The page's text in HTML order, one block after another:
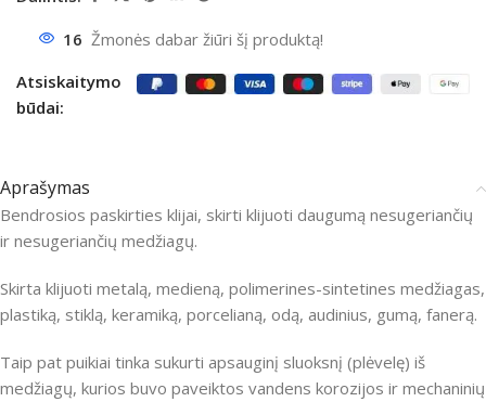
16 Žmonės dabar žiūri šį produktą!
Atsiskaitymo
būdai:
Aprašymas
Bendrosios paskirties klijai, skirti klijuoti daugumą nesugeriančių
ir nesugeriančių medžiagų.
Skirta klijuoti metalą, medieną, polimerines-sintetines medžiagas,
plastiką, stiklą, keramiką, porcelianą, odą, audinius, gumą, fanerą.
Taip pat puikiai tinka sukurti apsauginį sluoksnį (plėvelę) iš
medžiagų, kurios buvo paveiktos vandens korozijos ir mechaninių